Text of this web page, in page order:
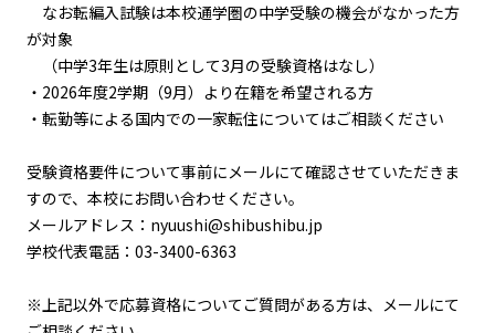
なお転編入試験は本校通学圏の中学受験の機会がなかった方
が対象
（中学3年生は原則として3月の受験資格はなし）
・2026年度2学期（9月）より在籍を希望される方
・転勤等による国内での一家転住についてはご相談ください
受験資格要件について事前にメールにて確認させていただきま
すので、本校にお問い合わせください。
メールアドレス：nyuushi@shibushibu.jp
学校代表電話：03-3400-6363
※上記以外で応募資格についてご質問がある方は、メールにて